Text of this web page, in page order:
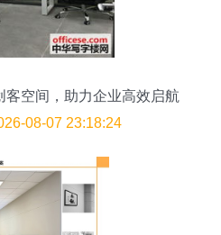
客空间，助力企业高效启航
08-07 23:18:24